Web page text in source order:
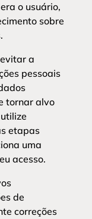
o usuário,
sobre
a
pessoais
tornar alvo
etapas
uma
acesso.
de
correções